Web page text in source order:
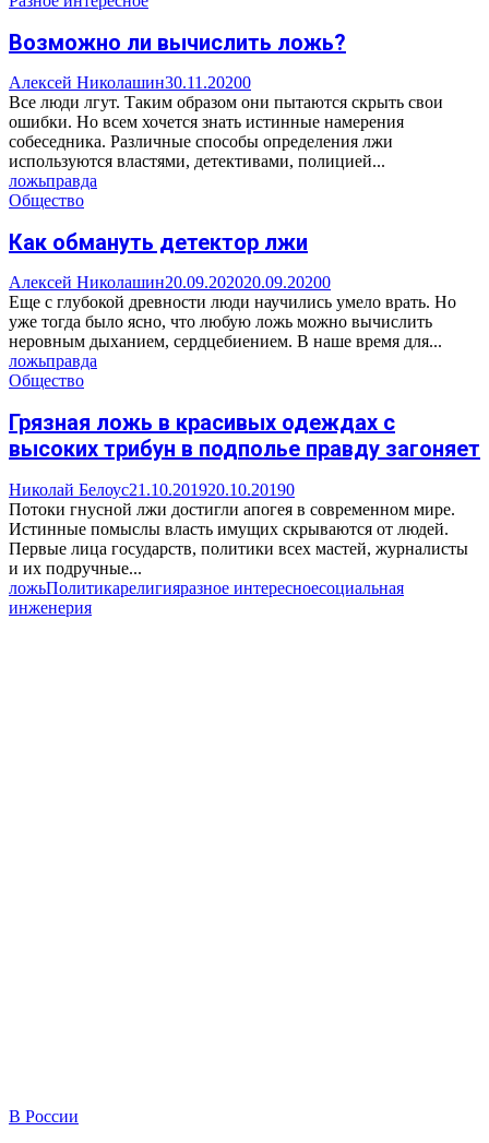
Возможно ли вычислить ложь?
Алексей Николашин30.11.20200
Все люди лгут. Таким образом они пытаются скрыть свои
ошибки. Но всем хочется знать истинные намерения
собеседника. Различные способы определения лжи
используются властями, детективами, полицией...
ложьправда
Общество
Как обмануть детектор лжи
Алексей Николашин20.09.202020.09.20200
Еще с глубокой древности люди научились умело врать. Но
уже тогда было ясно, что любую ложь можно вычислить
неровным дыханием, сердцебиением. В наше время для...
ложьправда
Общество
Грязная ложь в красивых одеждах с
высоких трибун в подполье правду загоняет
Николай Белоус21.10.201920.10.20190
Потоки гнусной лжи достигли апогея в современном мире.
Истинные помыслы власть имущих скрываются от людей.
Первые лица государств, политики всех мастей, журналисты
и их подручные...
ложьПолитикарелигияразное интересноесоциальная
инженерия
В России